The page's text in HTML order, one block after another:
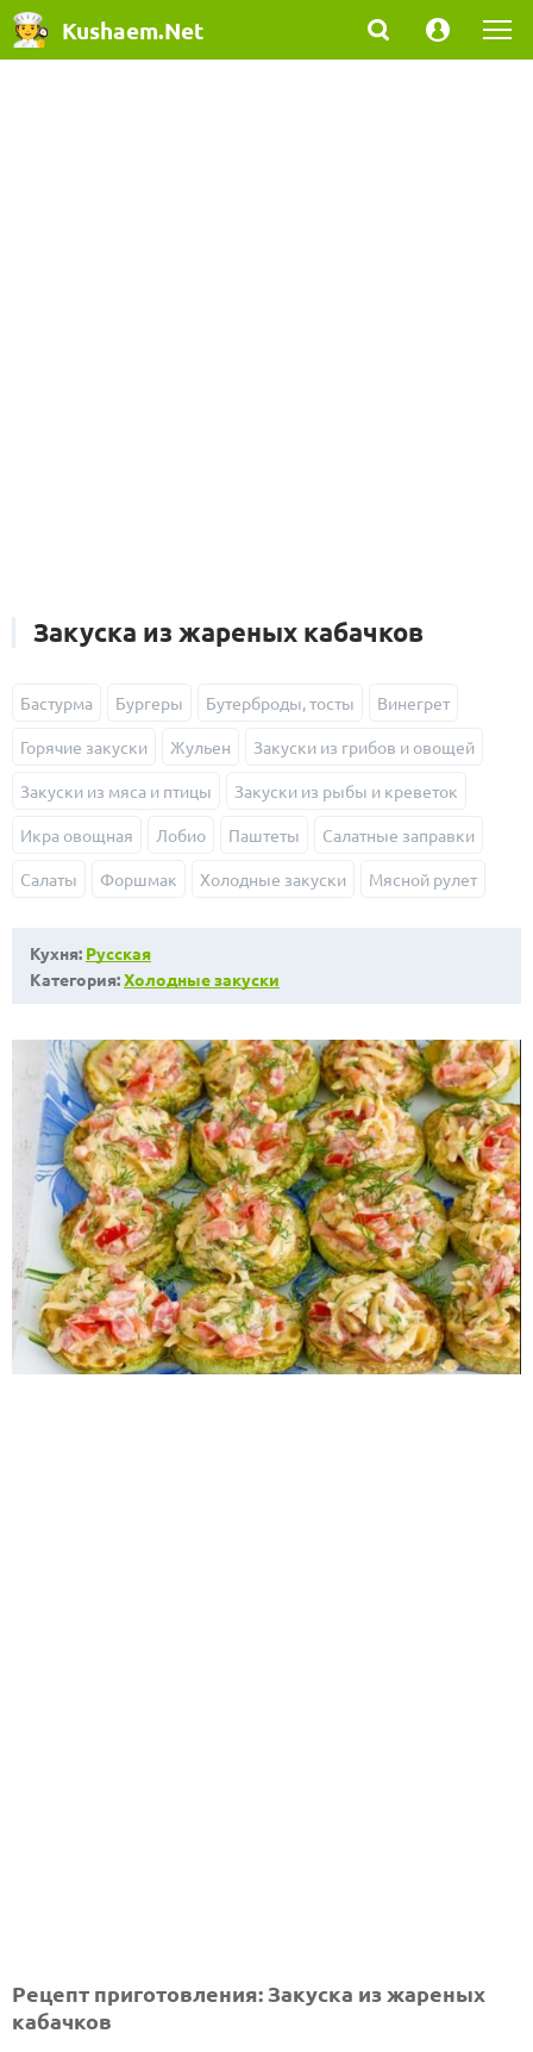
Kushaem.Net
Закуска из жареных кабачков
Бастурма Бургеры Бутерброды, тосты Винегрет
Горячие закуски Жульен Закуски из грибов и овощей
Закуски из мяса и птицы Закуски из рыбы и креветок
Икра овощная Лобио Паштеты Салатные заправки
Салаты Форшмак Холодные закуски Мясной рулет
Кухня: Русская
Категория:Холодные закуски
Рецепт приготовления: Закуска из жареных
кабачков